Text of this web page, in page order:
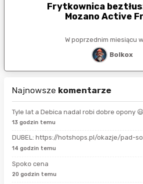
Frytkownica
Mozano Active
W poprzednim miesiącu
Bolkox
Najnowsze komentarze
Tyle lat a Debica nadal robi dobre opony 😃
13 godzin temu
DUBEL: https://hotshops.pl/okazje/pad-
14 godzin temu
Spoko cena
20 godzin temu